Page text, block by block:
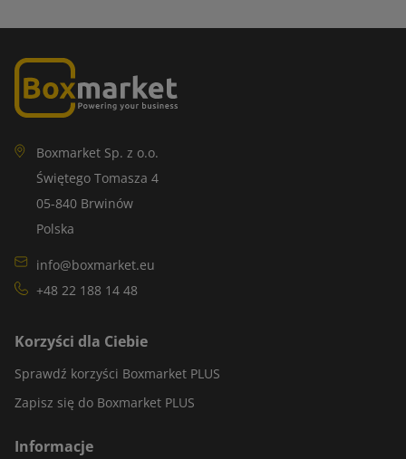
Boxmarket Sp. z o.o.
Świętego Tomasza 4
05-840 Brwinów
Polska
info@boxmarket.eu
+48 22 188 14 48
Korzyści dla Ciebie
Sprawdź korzyści Boxmarket PLUS
Zapisz się do Boxmarket PLUS
Informacje